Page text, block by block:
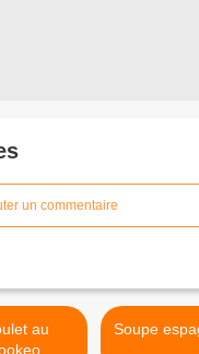
un commentaire
Soupe